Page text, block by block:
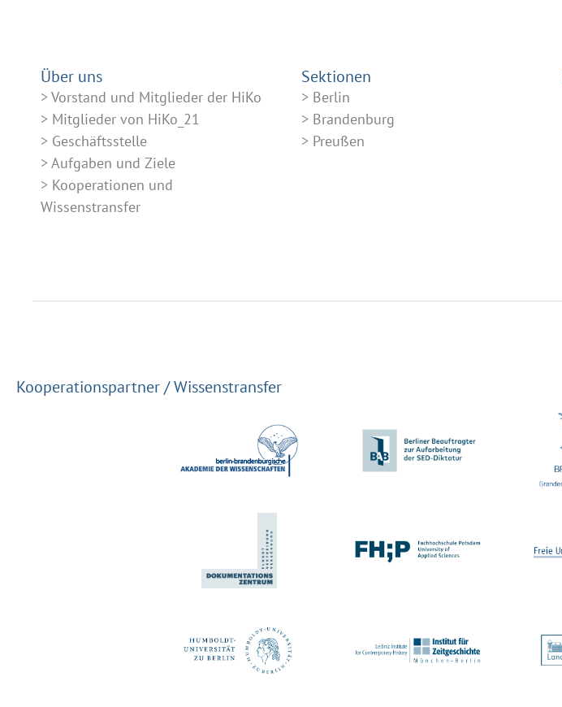
Über uns
Vorstand und Mitglieder der HiKo
Mitglieder von HiKo_21
Geschäftsstelle
Aufgaben und Ziele
Kooperationen und
Wissenstransfer
Sektionen
Berlin
Brandenburg
Preußen
Kooperationspartner / Wissenstransfer